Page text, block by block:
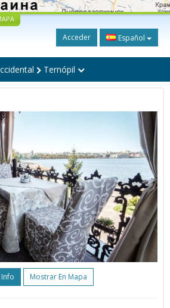
Acceder Español
Ternópil
Info Mostrar En Mapa